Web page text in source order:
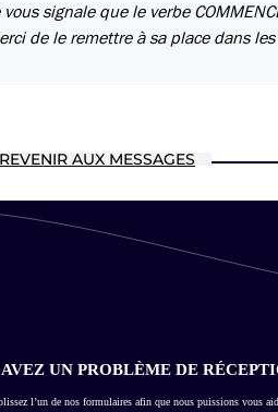
vous signale que le verbe
de le remettre à sa place dans
REVENIR AUX MESSAGES
UN PROBLÈME DE
l’un de nos formulaires afin que nous puissions vous